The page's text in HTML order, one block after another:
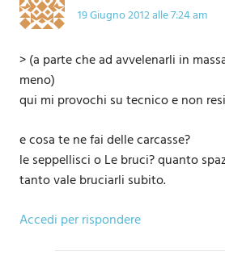
19 Giugno 2012 alle 7:24 am
> (a parte che ad avvelenarli in
meno)
qui mi provochi su tecnico e non
e cosa te ne fai delle carcasse?
le seppellisci o Le bruci? quanto
tanto vale bruciarli subito.
Accedi per rispondere